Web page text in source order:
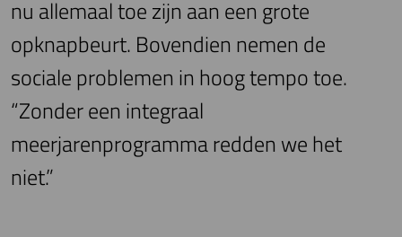
nu allemaal toe zijn aan een grote
opknapbeurt. Bovendien nemen de
sociale problemen in hoog tempo toe.
“Zonder een integraal
meerjarenprogramma redden we het
niet.”